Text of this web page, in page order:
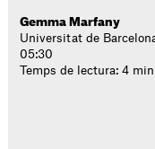
Gemma Marfany
Universitat de
05:30
Temps de lectura: 4